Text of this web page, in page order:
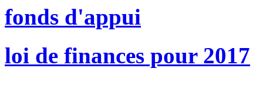
fonds d'appui
loi de finances pour 2017